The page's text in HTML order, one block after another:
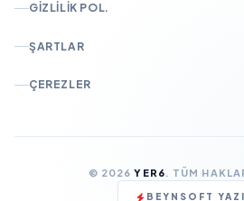
GIZLILIK POL.
ŞARTLAR
ÇEREZLER
© 2026YER6. TÜM
BEYNSOFT